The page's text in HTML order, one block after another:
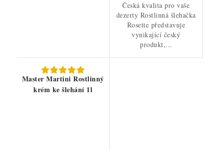
Česká kvalita pro vaše
dezerty Rostlinná šlehačka
Rosette představuje
vynikající český
produkt,...
Master Martini Rostlinný
krém ke šlehání 1l